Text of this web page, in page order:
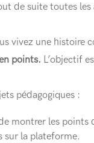
de suite toutes
vivez une histoire
points. L’objectif
pédagogiques :
montrer les points
sur la plateforme.